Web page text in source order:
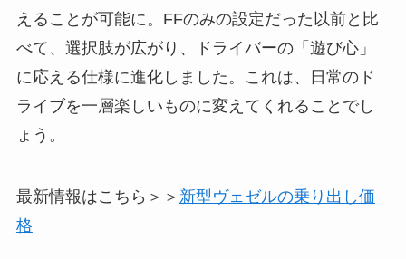
えることが可能に。FFのみの設定だった以前と比
べて、選択肢が広がり、ドライバーの「遊び心」
に応える仕様に進化しました。これは、日常のド
ライブを一層楽しいものに変えてくれることでし
ょう。
最新情報はこちら＞＞ 新型ヴェゼルの乗り出し価
格